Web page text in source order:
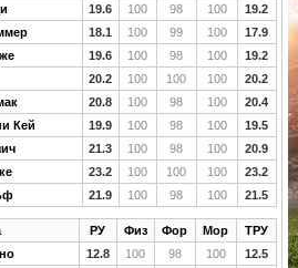
19.6 100 98 100
19.2
18.1 100 99 100
17.9
19.6 100 98 100
19.2
20.2 100 100 100
20.2
20.8 100 98 100
20.4
Кей 19.9 100 98 100
19.5
21.3 100 98 100
20.9
23.2 100 100 100
23.2
21.9 100 98 100 21.5
РУ Физ Фор Мор
ТРУ
12.8 100 98 100
12.5